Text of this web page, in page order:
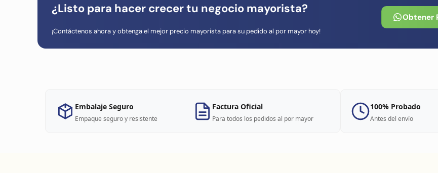
¿Listo para hacer crecer tu negocio mayorista?
¡Contáctenos ahora y obtenga el mejor precio mayorista para su pedido al por mayor hoy!
Obtener
Embalaje Seguro
Empaque seguro y resistente
Factura Oficial
Para todos los pedidos al por mayor
100% Probado
Antes del envío